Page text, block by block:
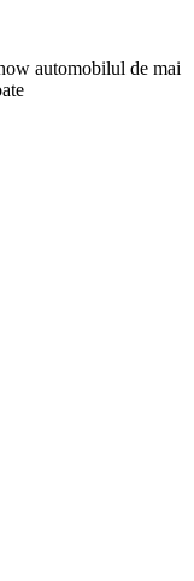
automobilul de mai